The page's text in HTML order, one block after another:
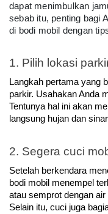
dapat menimbulkan
sebab itu, penting bagi
di bodi mobil dengan
1. Pilih lokasi
Langkah pertama yang
parkir. Usahakan Anda
Tentunya hal ini akan
langsung hujan dan
2. Segera cuci
Setelah berkendara
bodi mobil menempel
atau semprot dengan
Selain itu, cuci juga